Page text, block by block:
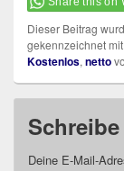
Dieser Beitrag
gekennzeichnet mit
Kostenlos, netto
Deine E-Mail-